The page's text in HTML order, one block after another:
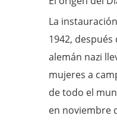
La
1942,
alemán nazi
mujeres a
de todo el
en noviembre